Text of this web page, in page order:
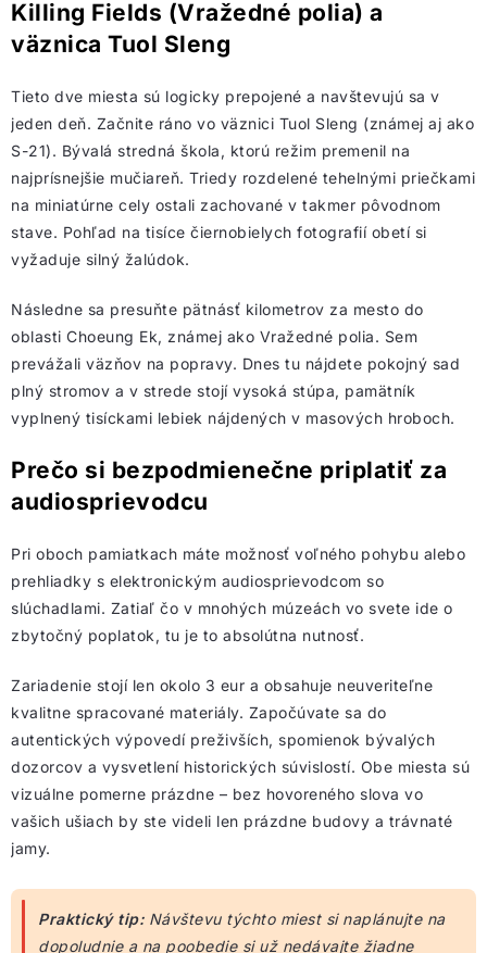
Killing Fields (Vražedné polia) a
väznica Tuol Sleng
Tieto dve miesta sú logicky prepojené a navštevujú sa v
jeden deň. Začnite ráno vo väznici Tuol Sleng (známej aj ako
S-21). Bývalá stredná škola, ktorú režim premenil na
najprísnejšie mučiareň. Triedy rozdelené tehelnými priečkami
na miniatúrne cely ostali zachované v takmer pôvodnom
stave. Pohľad na tisíce čiernobielych fotografií obetí si
vyžaduje silný žalúdok.
Následne sa presuňte pätnásť kilometrov za mesto do
oblasti Choeung Ek, známej ako Vražedné polia. Sem
prevážali väzňov na popravy. Dnes tu nájdete pokojný sad
plný stromov a v strede stojí vysoká stúpa, pamätník
vyplnený tisíckami lebiek nájdených v masových hroboch.
Prečo si bezpodmienečne priplatiť za
audiosprievodcu
Pri oboch pamiatkach máte možnosť voľného pohybu alebo
prehliadky s elektronickým audiosprievodcom so
slúchadlami. Zatiaľ čo v mnohých múzeách vo svete ide o
zbytočný poplatok, tu je to absolútna nutnosť.
Zariadenie stojí len okolo 3 eur a obsahuje neuveriteľne
kvalitne spracované materiály. Započúvate sa do
autentických výpovedí preživších, spomienok bývalých
dozorcov a vysvetlení historických súvislostí. Obe miesta sú
vizuálne pomerne prázdne – bez hovoreného slova vo
vašich ušiach by ste videli len prázdne budovy a trávnaté
jamy.
Praktický tip:Návštevu týchto miest si naplánujte na
dopoludnie a na poobedie si už nedávajte žiadne